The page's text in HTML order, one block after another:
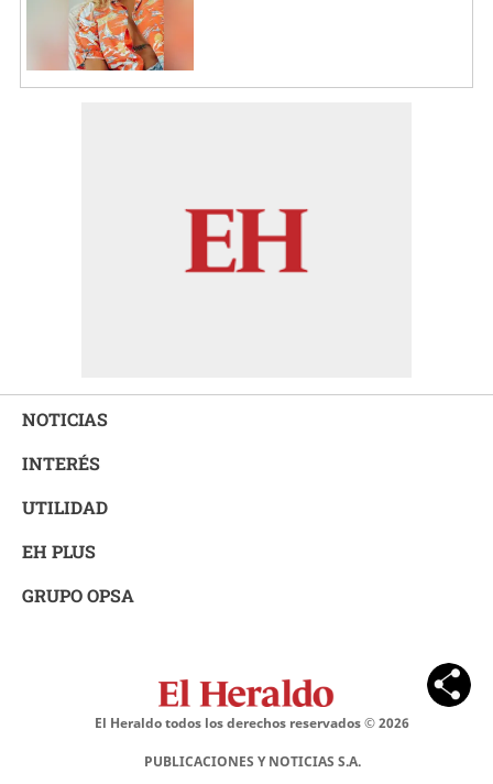
NOTICIAS
INTERÉS
UTILIDAD
EH PLUS
GRUPO OPSA
El Heraldo todos los derechos reservados ©2026
PUBLICACIONES Y NOTICIAS S.A.